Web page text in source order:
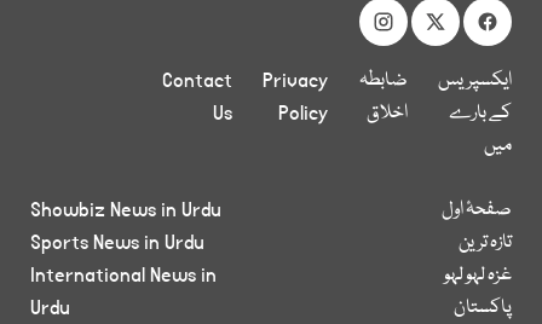
ایکسپریس
کے بارے
میں
ضابطہ
اخلاق
Privacy
Policy
Contact
Us
صفحۂ اول
تازہ ترین
غزہ لہو لہو
پاکستان
Showbiz News in Urdu
Sports News in Urdu
International News in
Urdu